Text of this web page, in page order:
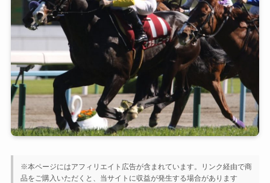
※本ページにはアフィリエイト広告が含まれています。リンク経由で商
品をご購入いただくと、当サイトに収益が発生する場合があります